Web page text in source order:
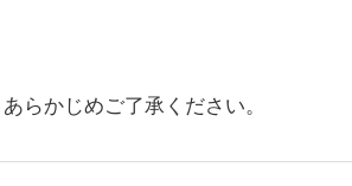
らかじめご了承ください。